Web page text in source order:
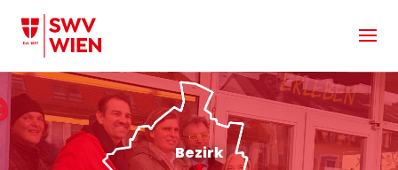
Zum Hauptinhalt springen
Bezirk